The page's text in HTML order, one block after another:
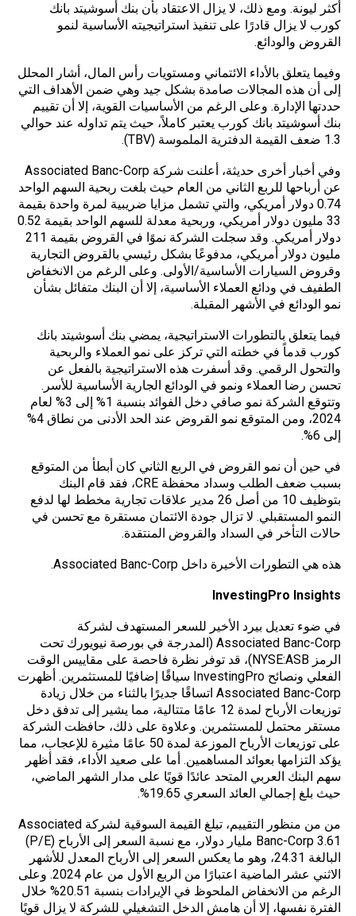
أكثر ليونة. ومع ذلك، لا يزال الاعتقاد بأن بنك أسوشيتد بانك
كورب لا يزال قادرًا على تنفيذ استراتيجيته الأساسية لنمو
القروض والودائع.
وفيما يتعلق بالأداء الائتماني ومستويات رأس المال، أشار المحلل
إلى أن هذه المجالات صامدة بشكل جيد وهي ضمن الأهداف التي
حددتها الإدارة. وعلى الرغم من الأساسيات القوية، إلا أن تقييم
بنك أسوشيتد بانك كورب يعتبر كاملاً، حيث يتم تداوله عند حوالي
1.3 ضعف القيمة الدفترية الملموسة (TBV).
وفي أخبار أخرى حديثة، أعلنت شركة Associated Banc-Corp
عن أرباحها للربع الثاني من العام حيث بلغت ربحية السهم الواحد
0.74 دولار أمريكي، والتي تشمل مزايا ضريبية لمرة واحدة بقيمة
33 مليون دولار أمريكي، وربحية معدلة للسهم الواحد بقيمة 0.52
دولار أمريكي. وقد سجلت الشركة نموًا في القروض بقيمة 211
مليون دولار أمريكي، مدفوعًا بشكل رئيسي بالقروض التجارية
وقروض السيارات الأساسية/الأولى. وعلى الرغم من الانخفاض
الطفيف في ودائع العملاء الأساسية، إلا أن البنك متفائل بشأن
نمو الودائع في الأشهر المقبلة.
فيما يتعلق بالتطورات الاستراتيجية، يمضي بنك أسوشيتد بانك
كورب قدماً في خطته التي تركز على نمو العملاء والربحية
والتحول الرقمي. وقد أسفرت هذه الاستراتيجية بالفعل عن
تحسن رضا العملاء ونمو في الودائع الجارية الأساسية للأسر.
وتتوقع الشركة نمو صافي دخل الفوائد بنسبة 1% إلى 3% لعام
2024، ومن المتوقع نمو القروض عند الحد الأدنى من نطاق 4%
إلى 6%.
في حين أن نمو القروض في الربع الثاني كان أبطأ من المتوقع
بسبب ضعف الطلب وسداد محفظة CRE، فقد قام البنك
بتوظيف 10 من أصل 26 مدير علاقات تجارية مخطط لها لدفع
النمو المستقبلي. لا تزال جودة الائتمان مستقرة مع تحسن في
حالات التأخر في السداد والقروض المنتقدة.
هذه هي التطورات الأخيرة داخل Associated Banc-Corp.
InvestingPro Insights
في ضوء تعديل بيرد الأخير للسعر المستهدف لشركة
Associated Banc-Corp (المدرجة في بورصة نيويورك تحت
الرمز NYSE:ASB)، قد توفر نظرة فاحصة على مقاييس الوقت
الفعلي ونصائح InvestingPro سياقًا إضافيًا للمستثمرين. أظهرت
Associated Banc-Corp اتساقًا جديرًا بالثناء من خلال زيادة
توزيعات الأرباح لمدة 12 عامًا متتالية، مما يشير إلى تدفق دخل
مستقر محتمل للمستثمرين. وعلاوة على ذلك، حافظت الشركة
على توزيعات الأرباح الموزعة لمدة 50 عامًا مثيرة للإعجاب، مما
يؤكد التزامها بعوائد المساهمين. أما على صعيد الأداء، فقد أظهر
سهم البنك العربي المتحد عائدًا قويًا على مدار الشهر الماضي،
حيث بلغ إجمالي العائد السعري 19.65%.
من من منظور التقييم، تبلغ القيمة السوقية لشركة Associated
Banc-Corp 3.61 مليار دولار، مع نسبة السعر إلى الأرباح (P/E)
البالغة 24.31، وهو ما يعكس السعر إلى الأرباح المعدل للأشهر
الاثني عشر الماضية اعتبارًا من الربع الأول من عام 2024. وعلى
الرغم من الانخفاض الملحوظ في الإيرادات بنسبة 20.51% خلال
الفترة نفسها، إلا أن هامش الدخل التشغيلي للشركة لا يزال قويًا